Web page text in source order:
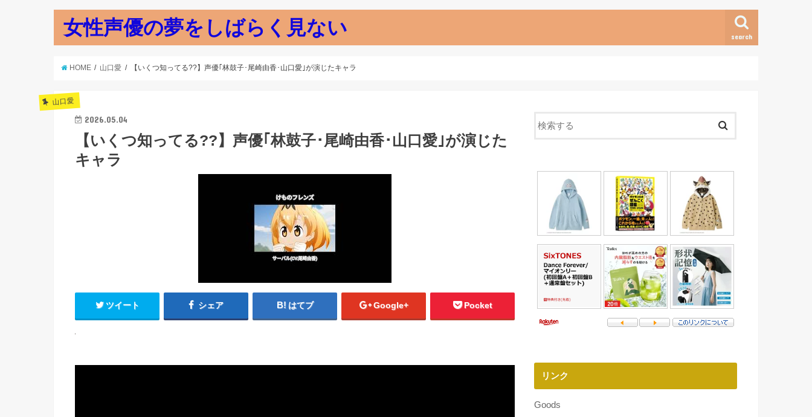
女性声優の夢をしばらく見ない search
HOME 山口愛 【いくつ知ってる??】声優｢林鼓子･尾崎由香･山口愛｣が演じたキャラ
山口愛
2026.05.04
【いくつ知ってる??】声優｢林鼓子･尾崎由香･山口愛｣が演じた
キャラ
ツイート シェア はてブ Google+ Pocket
リンク
Goods